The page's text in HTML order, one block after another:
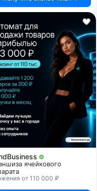
ячейкового
от 110 000 ₽